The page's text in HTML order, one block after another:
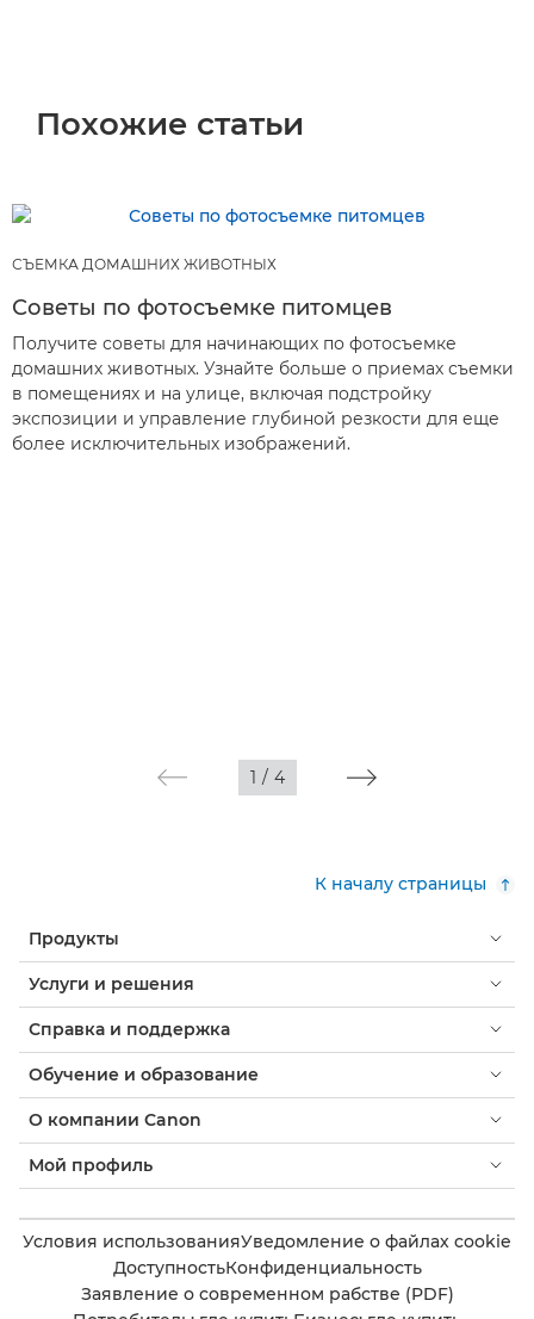
Похожие статьи
СЪЕМКА ДОМАШНИХ ЖИВОТНЫХ
Советы по фотосъемке питомцев
Получите советы для начинающих по фотосъемке
домашних животных. Узнайте больше о приемах съемки
в помещениях и на улице, включая подстройку
экспозиции и управление глубиной резкости для еще
более исключительных изображений.
1 / 4
К началу страницы
Продукты
Услуги и решения
Справка и поддержка
Обучение и образование
О компании Canon
Мой профиль
Условия использованияУведомление о файлах cookie
ДоступностьКонфиденциальность
Заявление о современном рабстве (PDF)